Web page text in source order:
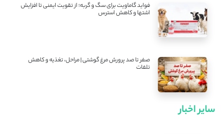
فواید گاماویت برای سگ و گربه؛ از تقویت ایمنی تا افزایش
اشتها و کاهش استرس
صفر تا صد پرورش مرغ گوشتی | مراحل، تغذیه و کاهش
تلفات
سایر اخبار